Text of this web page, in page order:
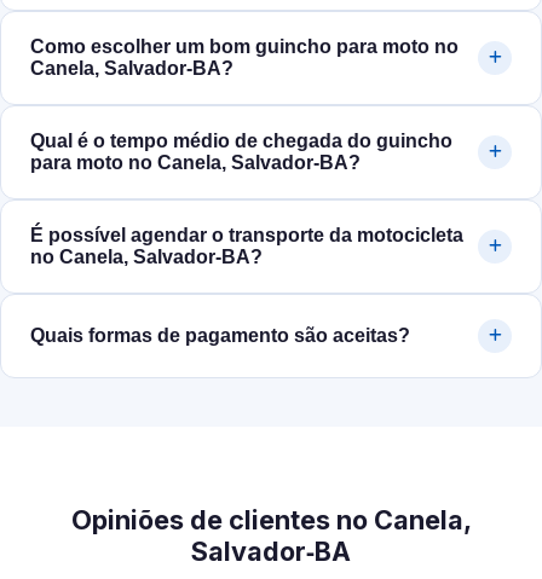
Como escolher um bom guincho para moto no
Canela, Salvador‑BA?
Qual é o tempo médio de chegada do guincho
para moto no Canela, Salvador‑BA?
É possível agendar o transporte da motocicleta
no Canela, Salvador‑BA?
Quais formas de pagamento são aceitas?
Opiniões de clientes no Canela,
Salvador‑BA